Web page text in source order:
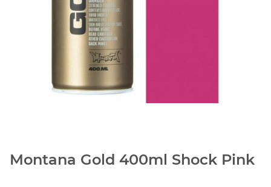
Montana Gold 400ml Shock Pink